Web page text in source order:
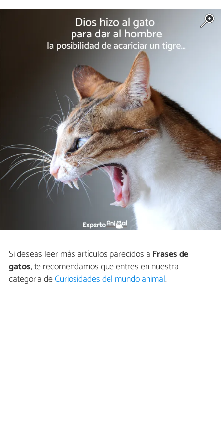
Si deseas leer más artículos parecidos a Frases de
gatos, te recomendamos que entres en nuestra
categoría deCuriosidades del mundo animal.